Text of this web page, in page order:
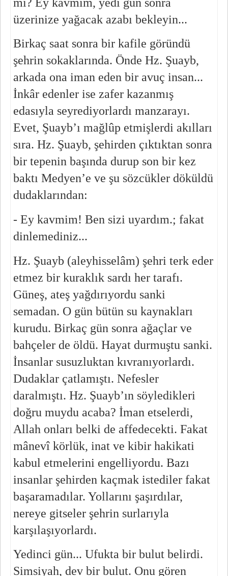
üzerinize yağacak azabı bekleyin...
Birkaç saat sonra bir kafile göründü
şehrin sokaklarında. Önde Hz. Şuayb,
arkada ona iman eden bir avuç insan...
İnkâr edenler ise zafer kazanmış
edasıyla seyrediyorlardı manzarayı.
Evet, Şuayb’ı mağlûp etmişlerdi akılları
sıra. Hz. Şuayb, şehirden çıktıktan sonra
bir tepenin başında durup son bir kez
baktı Medyen’e ve şu sözcükler döküldü
dudaklarından:
- Ey kavmim! Ben sizi uyardım.; fakat
dinlemediniz...
Hz. Şuayb (aleyhisselâm) şehri terk eder
etmez bir kuraklık sardı her tarafı.
Güneş, ateş yağdırıyordu sanki
semadan. O gün bütün su kaynakları
kurudu. Birkaç gün sonra ağaçlar ve
bahçeler de öldü. Hayat durmuştu sanki.
İnsanlar susuzluktan kıvranıyorlardı.
Dudaklar çatlamıştı. Nefesler
daralmıştı. Hz. Şuayb’ın söyledikleri
doğru muydu acaba? İman etselerdi,
Allah onları belki de affedecekti. Fakat
mânevî körlük, inat ve kibir hakikati
kabul etmelerini engelliyordu. Bazı
insanlar şehirden kaçmak istediler fakat
başaramadılar. Yollarını şaşırdılar,
nereye gitseler şehrin surlarıyla
karşılaşıyorlardı.
Yedinci gün... Ufukta bir bulut belirdi.
Simsiyah, dev bir bulut. Onu gören